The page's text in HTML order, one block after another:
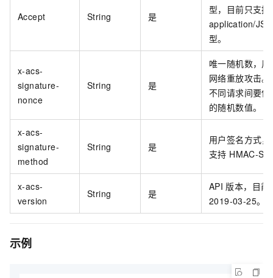
Accept String 是
型，目前只支持
application/
型。
x-acs-
signature-
nonce
String 是
唯一随机数，
网络重放攻击
不同请求间要使
的随机数值。
x-acs-
signature-
method
String 是
用户签名方式
支持 HMAC-
x-acs-
version
String 是
API 版本，目前
2019-03-25。
示例